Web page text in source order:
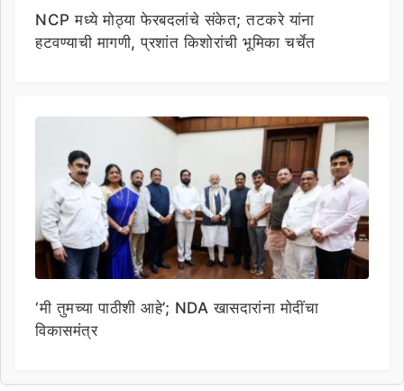
NCP मध्ये मोठ्या फेरबदलांचे संकेत; तटकरे यांना
हटवण्याची मागणी, प्रशांत किशोरांची भूमिका चर्चेत
‘मी तुमच्या पाठीशी आहे’; NDA खासदारांना मोदींचा
विकासमंत्र